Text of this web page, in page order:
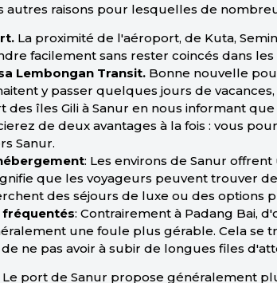
autres raisons pour lesquelles de
La proximité de l'aéroport, de Kuta,
facilement sans rester coincés dans
Lembongan Transit. Bonne nouvelle
y passer quelques jours de
des îles Gili à Sanur en nous informant
de deux avantages à la fois : vous
Sanur.
: Les environs de Sanur
que les voyageurs peuvent trouver
des séjours de luxe ou des options
fréquentés: Contrairement à Padang Bai,
une foule plus gérable. Cela se
ne pas avoir à subir de longues files
Le port de Sanur propose généralement